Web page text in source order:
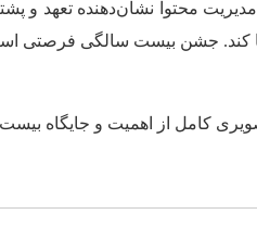
جشن بیست سالگی فرصتی است
کامل از اهمیت و جایگاه